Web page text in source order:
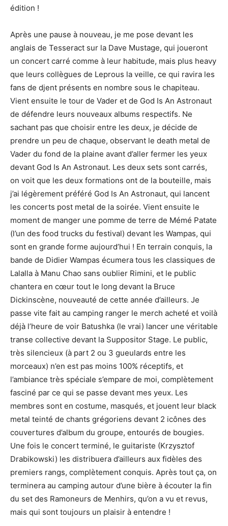
édition !
Après une pause à nouveau, je me pose devant les
anglais de Tesseract sur la Dave Mustage, qui joueront
un concert carré comme à leur habitude, mais plus heavy
que leurs collègues de Leprous la veille, ce qui ravira les
fans de djent présents en nombre sous le chapiteau.
Vient ensuite le tour de Vader et de God Is An Astronaut
de défendre leurs nouveaux albums respectifs. Ne
sachant pas que choisir entre les deux, je décide de
prendre un peu de chaque, observant le death metal de
Vader du fond de la plaine avant d’aller fermer les yeux
devant God Is An Astronaut. Les deux sets sont carrés,
on voit que les deux formations ont de la bouteille, mais
j’ai légèrement préféré God Is An Astronaut, qui lancent
les concerts post metal de la soirée. Vient ensuite le
moment de manger une pomme de terre de Mémé Patate
(l’un des food trucks du festival) devant les Wampas, qui
sont en grande forme aujourd’hui ! En terrain conquis, la
bande de Didier Wampas écumera tous les classiques de
Lalalla à Manu Chao sans oublier Rimini, et le public
chantera en cœur tout le long devant la Bruce
Dickinscène, nouveauté de cette année d’ailleurs. Je
passe vite fait au camping ranger le merch acheté et voilà
déjà l’heure de voir Batushka (le vrai) lancer une véritable
transe collective devant la Suppositor Stage. Le public,
très silencieux (à part 2 ou 3 gueulards entre les
morceaux) n’en est pas moins 100% réceptifs, et
l’ambiance très spéciale s’empare de moi, complètement
fasciné par ce qui se passe devant mes yeux. Les
membres sont en costume, masqués, et jouent leur black
metal teinté de chants grégoriens devant 2 icônes des
couvertures d’album du groupe, entourés de bougies.
Une fois le concert terminé, le guitariste (Krzysztof
Drabikowski) les distribuera d’ailleurs aux fidèles des
premiers rangs, complètement conquis. Après tout ça, on
terminera au camping autour d’une bière à écouter la fin
du set des Ramoneurs de Menhirs, qu’on a vu et revus,
mais qui sont toujours un plaisir à entendre !